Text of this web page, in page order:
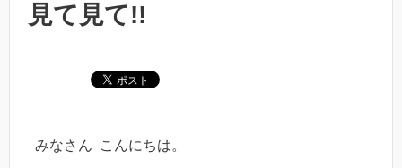
見て見て!!
みなさん こんにちは。